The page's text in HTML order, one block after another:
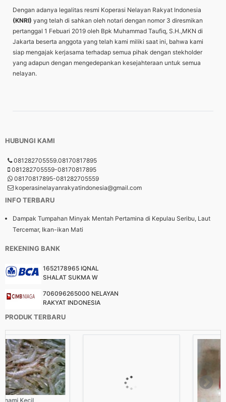
Dengan adanya legalitas resmi Koperasi Nelayan Rakyat Indonesia
(KNRI) yang telah di sahkan oleh notari dengan nomor 3 diresmikan
pertanggal 1 Febuari 2019 oleh Bpk Muhammad Taufiq, S.H.,MKN di
Jakarta beserta anggota yang telah kami miliki saat ini, bahwa kami
siap mengajak kerjasama terhadap semua pihak dengan stekholder
yang adapun dengan mengedepankan kesejahteraan untuk semua
nelayan.
HUBUNGI KAMI
081282705559.08170817895
081282705559-08170817895
08170817895-081282705559
koperasinelayanrakyatindonesia@gmail.com
INFO TERBARU
Dampak Tumpahan Minyak Mentah Pertamina di Kepulau Seribu, Laut
Tercemar, Ikan-ikan Mati
REKENING BANK
1652178965 IQNAL
SHALAT SUKMA W
706096265000 NELAYAN
RAKYAT INDONESIA
PRODUK TERBARU